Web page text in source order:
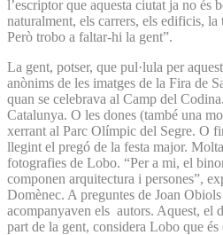
l’escriptor que aquesta ciutat ja no és
naturalment, els carrers, els edificis,
Però trobo a faltar-hi la gent”.
La gent, potser, que pul·lula per
anònims de les imatges de la Fira de
quan se celebrava al Camp del
Catalunya. O les dones (també una
xerrant al Parc Olímpic del Segre. O
llegint el pregó de la festa major.
fotografies de Lobo. “Per a mi, el
componen arquitectura i persones”,
Domènec. A preguntes de Joan
acompanyaven els autors. Aquest, el
part de la gent, considera Lobo que